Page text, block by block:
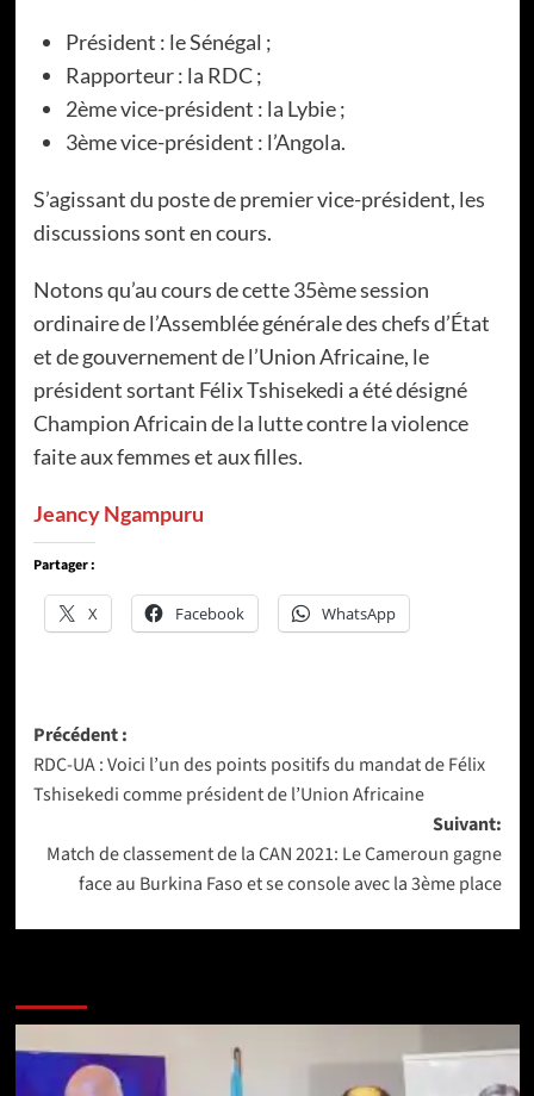
Président : le Sénégal ;
Rapporteur : la RDC ;
2ème vice-président : la Lybie ;
3ème vice-président : l’Angola.
S’agissant du poste de premier vice-président, les
discussions sont en cours.
Notons qu’au cours de cette 35ème session
ordinaire de l’Assemblée générale des chefs d’État
et de gouvernement de l’Union Africaine, le
président sortant Félix Tshisekedi a été désigné
Champion Africain de la lutte contre la violence
faite aux femmes et aux filles.
Jeancy Ngampuru
Partager :
X Facebook WhatsApp
Navigation
d’article
Précédent :
RDC-UA : Voici l’un des points positifs du mandat de Félix
Tshisekedi comme président de l’Union Africaine
Suivant:
Match de classement de la CAN 2021: Le Cameroun gagne
face au Burkina Faso et se console avec la 3ème place